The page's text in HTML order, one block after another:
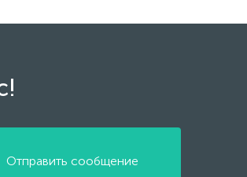
Отправить сообщение